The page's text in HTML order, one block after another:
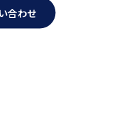
合わせ